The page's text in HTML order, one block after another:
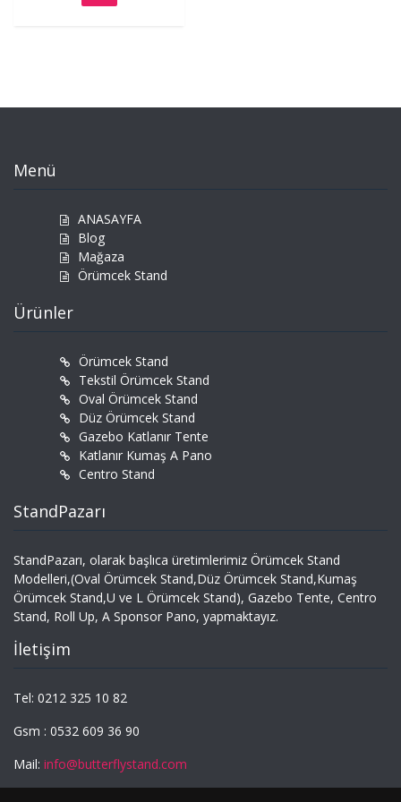
Menü
ANASAYFA
Blog
Mağaza
Örümcek Stand
Ürünler
Örümcek Stand
Tekstil Örümcek Stand
Oval Örümcek Stand
Düz Örümcek Stand
Gazebo Katlanır Tente
Katlanır Kumaş A Pano
Centro Stand
StandPazarı
StandPazarı, olarak başlıca üretimlerimiz Örümcek Stand
Modelleri,(Oval Örümcek Stand,Düz Örümcek Stand,Kumaş
Örümcek Stand,U ve L Örümcek Stand), Gazebo Tente, Centro
Stand, Roll Up, A Sponsor Pano, yapmaktayız.
İletişim
Tel: 0212 325 10 82
Gsm : 0532 609 36 90
Mail: info@butterflystand.com